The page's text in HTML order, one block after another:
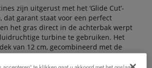
zijn uitgerust met het ‘Glide Cut’-
dat garant staat voor een perfect
het gras direct in de achterbak werpt
turbine te gebruiken. Het
van 12 cm, gecombineerd met de
de gecentraliseerde achteruitworp,